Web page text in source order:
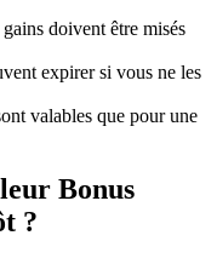
doivent être misés
expirer si vous ne les
valables que pour une
Bonus
?